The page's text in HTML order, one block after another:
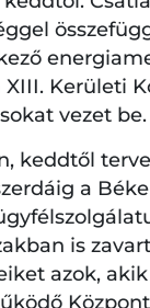
Kultúra
XIII. Kerületi
vezet be.
keddtől
a
is
azok,